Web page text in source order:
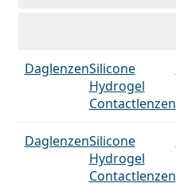
DaglenzenSilicone
Hydrogel
Contactlenzen
DaglenzenSilicone
Hydrogel
Contactlenzen